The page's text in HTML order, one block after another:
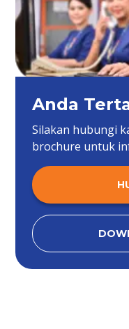
Anda
Silakan hubungi
brochure untuk